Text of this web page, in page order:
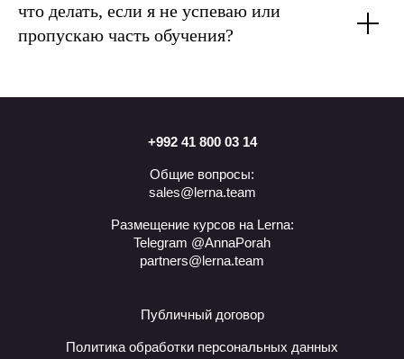
что делать, если я не успеваю или
пропускаю часть обучения?
+992 41 800 03 14
Общие вопросы:
sales@lerna.team
Размещение курсов на Lerna:
Telegram @AnnaPorah
partners@lerna.team
Публичный договор
Политика обработки персональных данных